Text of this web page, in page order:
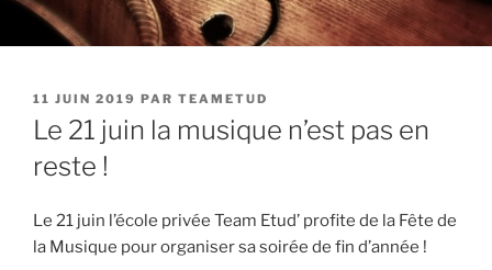
PUBLIÉ
LE
11 JUIN 2019 PAR TEAMETUD
Le 21 juin la musique n’est pas en
reste !
Le 21 juin l’école privée Team Etud’ profite de la Fête de
la Musique pour organiser sa soirée de fin d’année !